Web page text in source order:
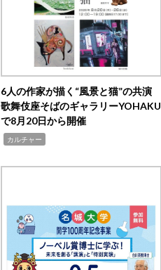
6人の作家が描く“風景と猫”の共演
歌舞伎座そばのギャラリーYOHAKU
で8月20日から開催
カルチャー